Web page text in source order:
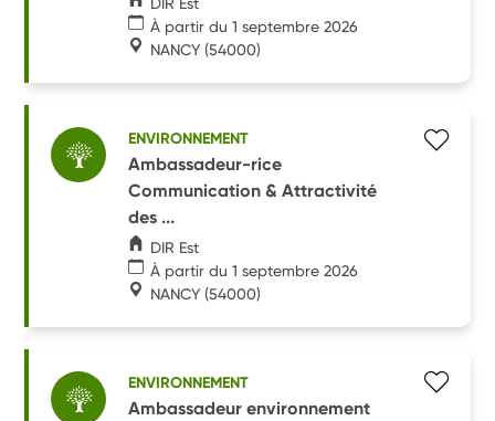
À partir du 1 septembre 2026
NANCY (54000)
ENVIRONNEMENT
Ambassadeur-rice
Communication & Attractivité
des ...
DIR Est
À partir du 1 septembre 2026
NANCY (54000)
ENVIRONNEMENT
Ambassadeur environnement